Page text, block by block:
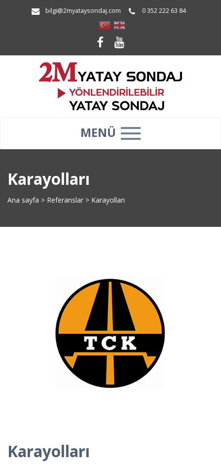
bilgi@2myataysondaj.com 0 352 222 63 84
MENÜ
Karayolları
Ana sayfa > Referanslar > Karayolları
Karayolları